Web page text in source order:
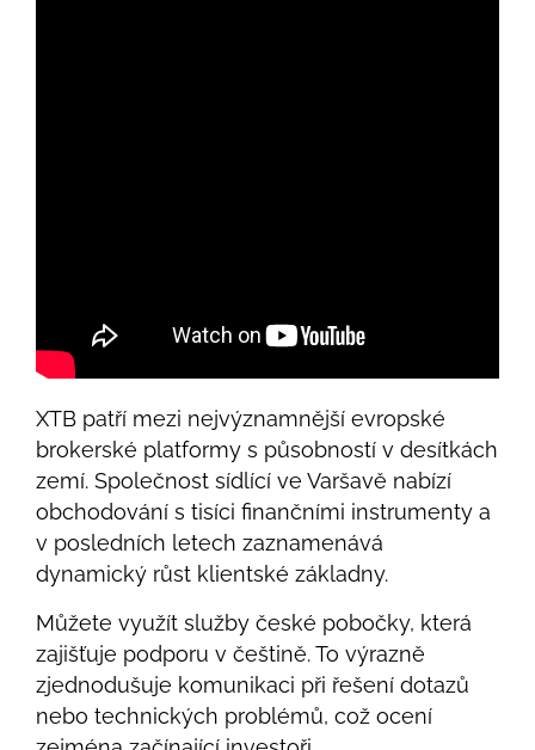
XTB patří mezi nejvýznamnější evropské
brokerské platformy s působností v desítkách
zemí. Společnost sídlící ve Varšavě nabízí
obchodování s tisíci finančními instrumenty a
v posledních letech zaznamenává
dynamický růst klientské základny.
Můžete využít služby české pobočky, která
zajišťuje podporu v češtině. To výrazně
zjednodušuje komunikaci při řešení dotazů
nebo technických problémů, což ocení